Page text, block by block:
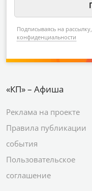
Подписываясь на
конфиденциальности
«КП» – Афиша
Реклама на проекте
Правила публикации
события
Пользовательское
соглашение